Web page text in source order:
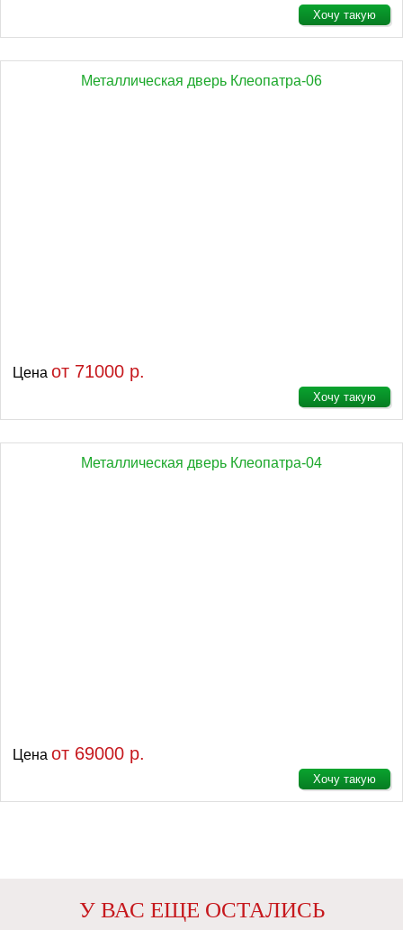
Хочу такую
Металлическая дверь Клеопатра-06
Цена от 71000 р.
Хочу такую
Металлическая дверь Клеопатра-04
Цена от 69000 р.
Хочу такую
У ВАС ЕЩЕ ОСТАЛИСЬ